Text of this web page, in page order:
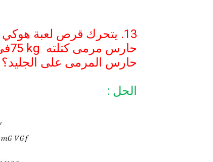
13. يتحرك قرص لعبة هوكي كتلته
حارس مرمى كتلته 75 kg
حارس المرمى على الجليد؟
الحل :